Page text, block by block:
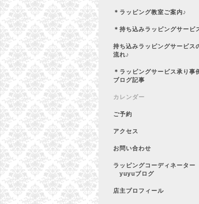
＊ラッピング教室ご案内♪
＊持ち込みラッピングサービ
持ち込みラッピングサービス
流れ♪
＊ラッピングサービス承り事
ブログ記事
カレンダー
ご予約
アクセス
お問い合わせ
ラッピングコーディネーター
yuyuブログ
店主プロフィール